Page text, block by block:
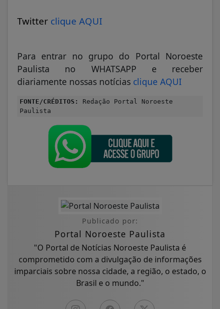
Twitter clique AQUI
Para entrar no grupo do Portal Noroeste
Paulista no WHATSAPP e receber
diariamente nossas notícias clique AQUI
FONTE/CRÉDITOS:
Redação Portal Noroeste
Paulista
Publicado por:
Portal Noroeste Paulista
"O Portal de Notícias Noroeste Paulista é
comprometido com a divulgação de informações
imparciais sobre nossa cidade, a região, o estado, o
Brasil e o mundo."